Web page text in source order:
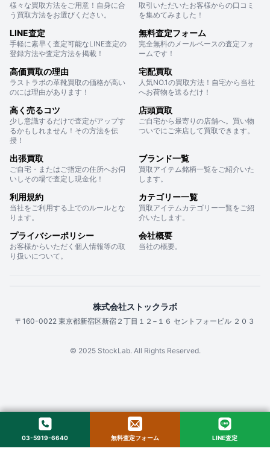
様々な買取方法をご用意！自身に合
う買取方法をお選びください。
取引いただいたお客様からの口コミ
を集めてみました！
LINE査定
手軽に素早く査定可能なLINE査定の
登録方法や査定方法を掲載！
無料査定フォーム
完全無料のメールベースの査定フォ
ームです！
高価買取の理由
ラストラボの革靴買取の価格が高い
のには理由があります！
宅配買取
人気NO.1の買取方法！自宅から当社
へお荷物を送るだけ！
高く売るコツ
少し意識するだけで査定がアップす
るかもしれません！その方法を伝
授！
店頭買取
ご自宅から最寄りの店舗へ。買い物
ついでにご来店して買取できます。
出張買取
ご自宅・またはご指定の住所へお伺
いしその場で査定し現金化！
ブランド一覧
買取アイテム銘柄一覧をご紹介いた
します。
利用規約
当社をご利用する上でのルールとな
ります。
カテゴリー一覧
買取アイテムカテゴリー一覧をご紹
介いたします。
プライバシーポリシー
お客様からいただく個人情報等の取
り扱いについて。
会社概要
当社の概要。
株式会社ストックラボ
〒160-0022 東京都新宿区新宿２丁目１２−１６ セントフォービル ２０３
© 2025 StockLab. All Rights Reserved.
03-5919-6640 無料査定フォーム LINE査定